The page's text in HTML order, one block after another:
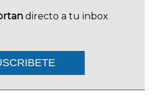
directo a tu inbox